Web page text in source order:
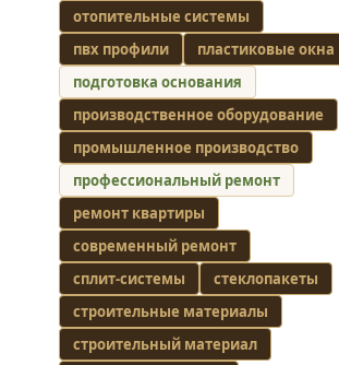
отопительные системы
пвх профили
пластиковые окна
подготовка основания
производственное оборудование
промышленное производство
профессиональный ремонт
ремонт квартиры
современный ремонт
сплит-системы
стеклопакеты
строительные материалы
строительный материал